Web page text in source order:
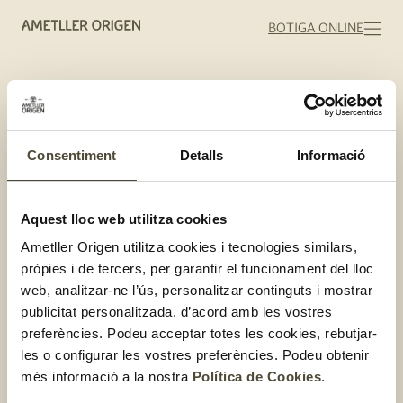
Consentiment Detalls Informació
Aquest lloc web utilitza cookies
Ametller Origen utilitza cookies i tecnologies similars,
pròpies i de tercers, per garantir el funcionament del lloc
web, analitzar-ne l’ús, personalitzar continguts i mostrar
publicitat personalitzada, d’acord amb les vostres
preferències. Podeu acceptar totes les cookies, rebutjar-
les o configurar les vostres preferències. Podeu obtenir
més informació a la nostra Política de Cookies.
BOTIGA ONLINE
Afegeix aquí el
text de capçalera
El gust és nostre